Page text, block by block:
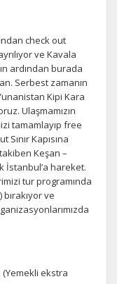
için
çalışmaz ve
olarak
ve
check out
ve Kavala
ardından burada
Serbest zamanın
Kipi Kara
Ulaşmamızın
tamamlayıp free
Kapısına
Keşan –
İstanbul’a hareket.
tur programında
ve
ekstra